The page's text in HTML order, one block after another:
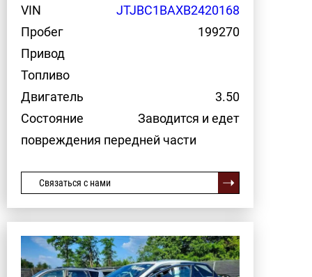
VIN
JTJBC1BAXB2420168
Пробег
199270
Привод
Топливо
Двигатель
3.50
Состояние
Заводится и едет
повреждения передней части
Связаться с нами